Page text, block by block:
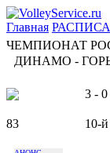
Главная
ЧЕМПИОНАТ
ДИНАМО -
3 - 0
83 10-